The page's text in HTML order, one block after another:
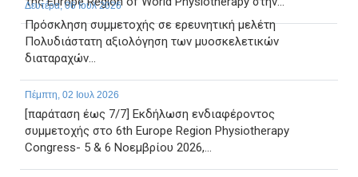
Δευτέρα, 06 Ιουλ 2026
Πρόσκληση συμμετοχής σε ερευνητική μελέτη
Πολυδιάστατη αξιολόγηση των μυοσκελετικών
διαταραχών...
Πέμπτη, 02 Ιουλ 2026
[παράταση έως 7/7] Εκδήλωση ενδιαφέροντος
συμμετοχής στο 6th Europe Region Physiotherapy
Congress- 5 & 6 Νοεμβρίου 2026,...